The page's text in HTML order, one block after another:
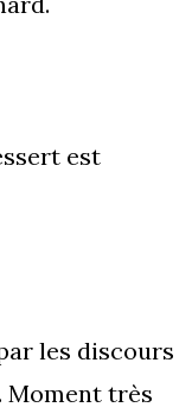
est
les discours
Moment très